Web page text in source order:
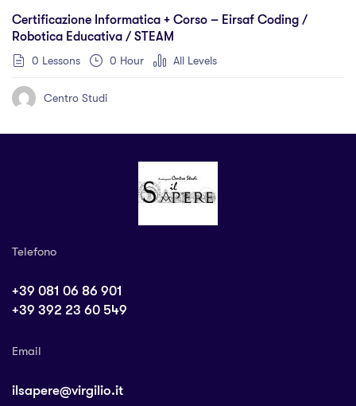
Certificazione Informatica + Corso – Eirsaf Coding /
Robotica Educativa / STEAM
0 Lessons 0 Hour All Levels
Centro Studi
Telefono
+39 081 06 86 901
+39 392 23 60 549
Email
ilsapere@virgilio.it